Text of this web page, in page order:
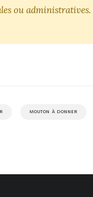
ou administratives.
MOUTON À DONNER